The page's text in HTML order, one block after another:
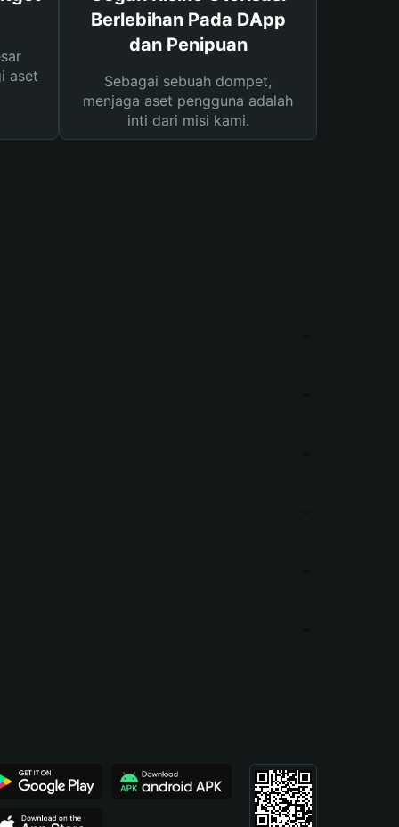
aset
Berlebihan Pada DApp
dan Penipuan
Sebagai sebuah dompet,
menjaga aset pengguna adalah
inti dari misi kami.